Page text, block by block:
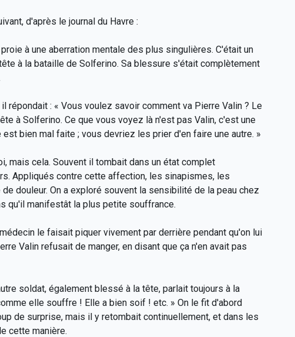
d'après le journal du Havre :
à une aberration mentale des plus singulières. C'était un
à la bataille de Solferino. Sa blessure s'était complètement
répondait : « Vous voulez savoir comment va Pierre Valin ? Le
à Solferino. Ce que vous voyez là n'est pas Valin, c'est une
bien mal faite ; vous devriez les prier d'en faire une autre. »
mais cela. Souvent il tombait dans un état complet
Appliqués contre cette affection, les sinapismes, les
douleur. On a exploré souvent la sensibilité de la peau chez
qu'il manifestât la plus petite souffrance.
le faisait piquer vivement par derrière pendant qu'on lui
Valin refusait de manger, en disant que ça n'en avait pas
soldat, également blessé à la tête, parlait toujours à la
elle souffre ! Elle a bien soif ! etc. » On le fit d'abord
de surprise, mais il y retombait continuellement, et dans les
cette manière.